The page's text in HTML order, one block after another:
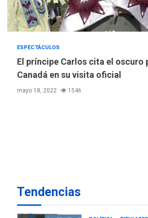
ESPECTÁCULOS
El príncipe Carlos cita el oscuro
Canadá en su visita oficial
mayo 18, 2022 1546
Tendencias
5
nuevamente
ciudadanía por
6
Ucrania y Rusia
ofensivas de
1